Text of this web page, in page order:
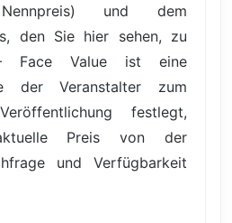
und dem
den Sie hier sehen, zu
Face Value ist eine
der Veranstalter zum
festlegt,
Preis von der
und Verfügbarkeit